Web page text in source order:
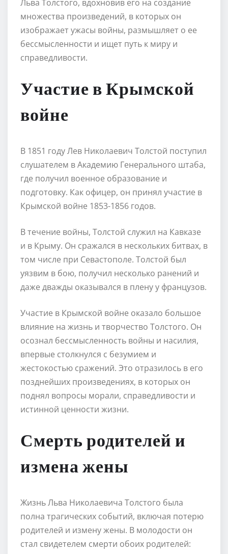
Льва Толстого, вдохновив его на создание
множества произведений, в которых он
изображает ужасы войны, размышляет о ее
бессмысленности и ищет путь к миру и
справедливости.
Участие в Крымской
войне
В 1851 году Лев Николаевич Толстой поступил
слушателем в Академию Генерального штаба,
где получил военное образование и
подготовку. Как офицер, он принял участие в
Крымской войне 1853-1856 годов.
В течение войны, Толстой служил на Кавказе
и в Крыму. Он сражался в нескольких битвах, в
том числе при Севастополе. Толстой был
уязвим в бою, получил несколько ранений и
даже дважды оказывался в плену у французов.
Участие в Крымской войне оказало большое
влияние на жизнь и творчество Толстого. Он
осознал бессмысленность войны и насилия,
впервые столкнулся с безумием и
жестокостью сражений. Это отразилось в его
позднейших произведениях, в которых он
поднял вопросы морали, справедливости и
истинной ценности жизни.
Смерть родителей и
измена жены
Жизнь Льва Николаевича Толстого была
полна трагических событий, включая потерю
родителей и измену жены. В молодости он
стал свидетелем смерти обоих родителей: